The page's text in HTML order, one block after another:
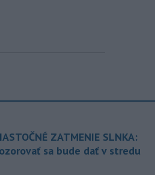
ZATMENIE SLNKA:
sa bude dať v stredu